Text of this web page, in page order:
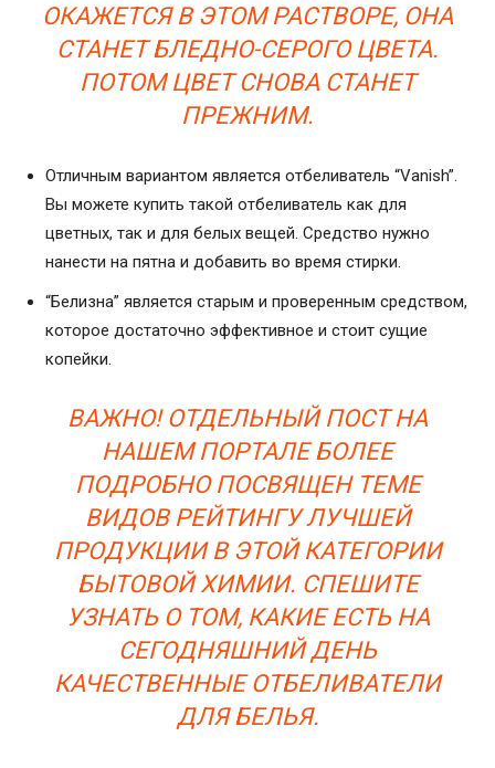
ОКАЖЕТСЯ В ЭТОМ РАСТВОРЕ, ОНА
СТАНЕТ БЛЕДНО-СЕРОГО ЦВЕТА.
ПОТОМ ЦВЕТ СНОВА СТАНЕТ
ПРЕЖНИМ.
Отличным вариантом является отбеливатель “Vanish”.
Вы можете купить такой отбеливатель как для
цветных, так и для белых вещей. Средство нужно
нанести на пятна и добавить во время стирки.
“Белизна” является старым и проверенным средством,
которое достаточно эффективное и стоит сущие
копейки.
ВАЖНО! ОТДЕЛЬНЫЙ ПОСТ НА
НАШЕМ ПОРТАЛЕ БОЛЕЕ
ПОДРОБНО ПОСВЯЩЕН ТЕМЕ
ВИДОВ РЕЙТИНГУ ЛУЧШЕЙ
ПРОДУКЦИИ В ЭТОЙ КАТЕГОРИИ
БЫТОВОЙ ХИМИИ. СПЕШИТЕ
УЗНАТЬ О ТОМ, КАКИЕ ЕСТЬ НА
СЕГОДНЯШНИЙ ДЕНЬ
КАЧЕСТВЕННЫЕ ОТБЕЛИВАТЕЛИ
ДЛЯ БЕЛЬЯ.